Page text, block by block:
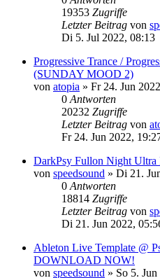
19353 Zugriffe
Letzter Beitrag von
Di 5. Jul 2022, 08:13
Progressive Trance /
(SUNDAY MOOD 2)
von atopia » Fr 24. Jun
0 Antworten
20232 Zugriffe
Letzter Beitrag von
Fr 24. Jun 2022,
DarkPsy Fullon Night Ultra
von speedsound » Di 21.
0 Antworten
18814 Zugriffe
Letzter Beitrag von
Di 21. Jun 2022,
Ableton Live Template @
DOWNLOAD NOW!
von speedsound » So 5.